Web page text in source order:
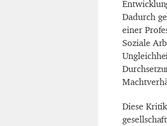
Dadurch
einer
Soziale
Diese